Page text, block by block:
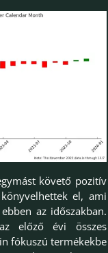
követő pozitív
el, ami
az időszakban.
előző évi összes
fókuszú termékekbe